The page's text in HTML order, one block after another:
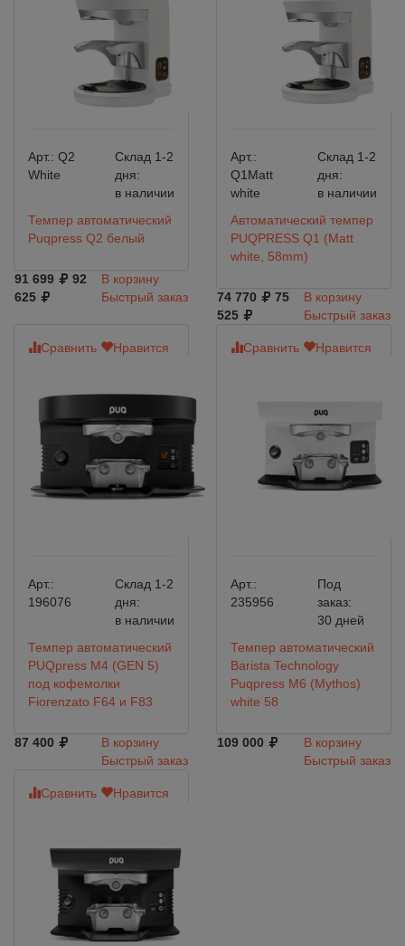
Арт.: Q2
White
Склад 1-2
дня:
в наличии
Темпер автоматический
Puqpress Q2 белый
91 699
92
625
В корзину
Быстрый заказ
Арт.:
Q1Matt
white
Склад 1-2
дня:
в наличии
Автоматический темпер
PUQPRESS Q1 (Matt
white, 58mm)
74 770
75
525
В корзину
Быстрый заказ
Сравнить Нравится
Арт.:
196076
Склад 1-2
дня:
в наличии
Темпер автоматический
PUQpress M4 (GEN 5)
под кофемолки
Fiorenzato F64 и F83
87 400
В корзину
Быстрый заказ
Сравнить Нравится
Арт.:
235956
Под
заказ:
30 дней
Темпер автоматический
Barista Technology
Puqpress М6 (Мythos)
white 58
109 000
В корзину
Быстрый заказ
Сравнить Нравится